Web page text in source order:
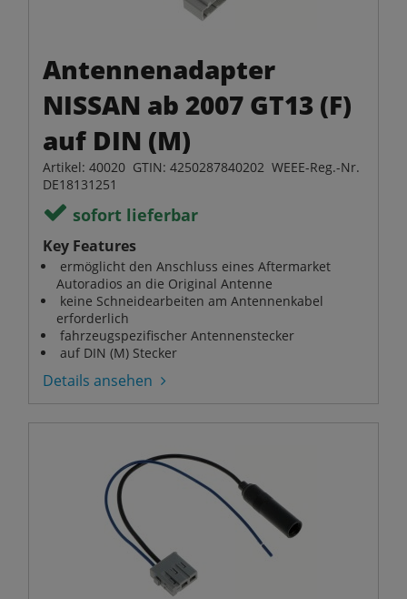
Antennenadapter
NISSAN ab 2007 GT13 (F)
auf DIN (M)
Artikel: 40020 GTIN: 4250287840202 WEEE-Reg.-Nr.
DE18131251
sofort lieferbar
Key Features
ermöglicht den Anschluss eines Aftermarket
Autoradios an die Original Antenne
keine Schneidearbeiten am Antennenkabel
erforderlich
fahrzeugspezifischer Antennenstecker
auf DIN (M) Stecker
Details ansehen